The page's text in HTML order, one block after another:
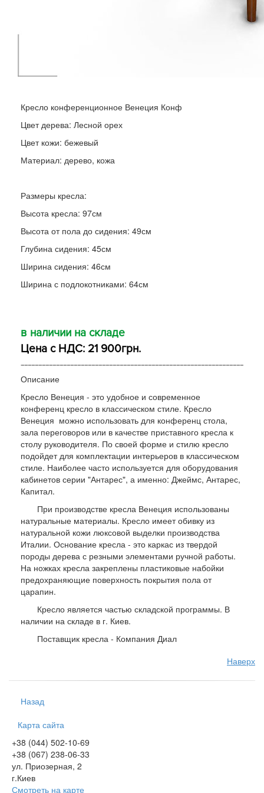
Кресло конференционное Венеция Конф
Цвет дерева: Лесной орех
Цвет кожи: бежевый
Материал: дерево, кожа
Размеры кресла:
Высота кресла: 97см
Высота от пола до сидения: 49см
Глубина сидения: 45см
Ширина сидения: 46см
Ширина с подлокотниками: 64см
в наличии на складе
Цена с НДС: 21 900грн.
---------------------------------------------------------------
Описание
Кресло Венеция - это удобное и современное
конференц кресло в классическом стиле. Кресло
Венеция можно использовать для конференц стола,
зала переговоров или в качестве приставного кресла к
столу руководителя. По своей форме и стилю кресло
подойдет для комплектации интерьеров в классическом
стиле. Наиболее часто используется для оборудования
кабинетов серии "Антарес", а именно: Джеймс, Антарес,
Капитал.
При производстве кресла Венеция использованы
натуральные материалы. Кресло имеет обивку из
натуральной кожи люксовой выделки производства
Италии. Основание кресла - это каркас из твердой
породы дерева с резными элементами ручной работы.
На ножках кресла закреплены пластиковые набойки
предохраняющие поверхность покрытия пола от
царапин.
Кресло является частью складской программы. В
наличии на складе в г. Киев.
Поставщик кресла - Компания Диал
Наверх
Назад
Карта сайта
+38 (044) 502-10-69
+38 (067) 238-06-33
ул. Приозерная, 2
г.Киев
Смотреть на карте